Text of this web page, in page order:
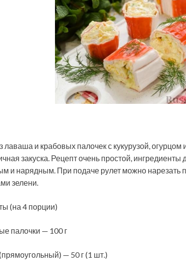
лаваша и крабовых палочек с кукурузой,
закуска. Рецепт очень простой, ингредиенты
и нарядным. При подаче рулет можно нарезать
зелени.
(на 4 порции)
палочки — 100 г
— 50 г (1 шт.)